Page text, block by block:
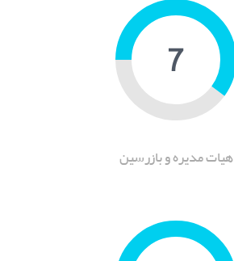
9
هیات مدیره و بازرسین